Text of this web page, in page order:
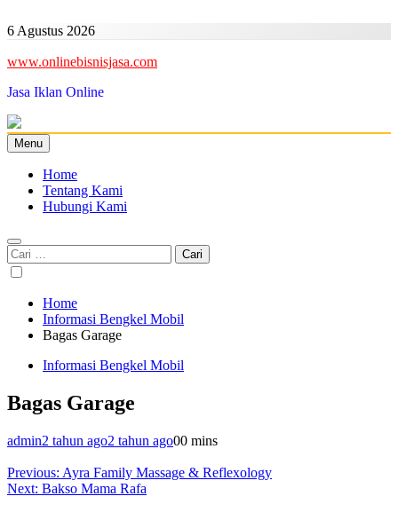
to
6 Agustus 2026
www.onlinebisnisjasa.com
Jasa Iklan Online
Menu
Home
Tentang Kami
Hubungi Kami
Cari
untuk:
Home
Informasi Bengkel Mobil
Bagas Garage
Informasi Bengkel Mobil
Bagas Garage
admin2 tahun ago2 tahun ago00 mins
Navigasi
pos
Previous: Ayra Family Massage & Reflexology
Next: Bakso Mama Rafa